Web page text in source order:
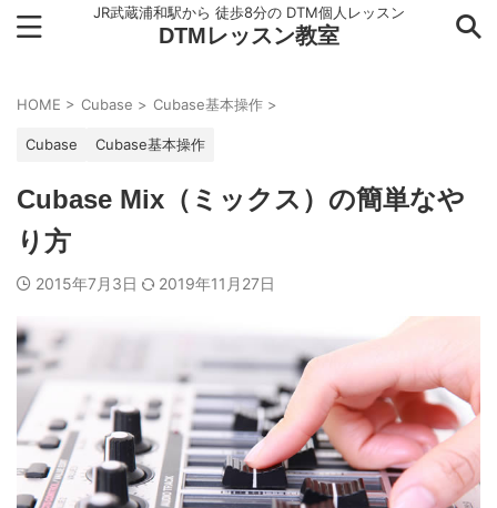
JR武蔵浦和駅から 徒歩8分の DTM個人レッスン
DTMレッスン教室
HOME > Cubase > Cubase基本操作 >
Cubase Cubase基本操作
Cubase Mix（ミックス）の簡単なや
り方
2015年7月3日 2019年11月27日